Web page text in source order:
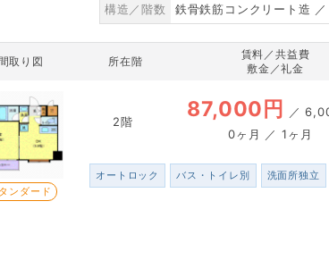
構造／階数
鉄骨鉄筋コンクリート造
取り図 所在階
賃料／共益費
敷金／礼金
ンダード
2階 87,000円 ／
0ヶ月 ／ 1ヶ月
オートロック バス・トイレ別 洗面所独立